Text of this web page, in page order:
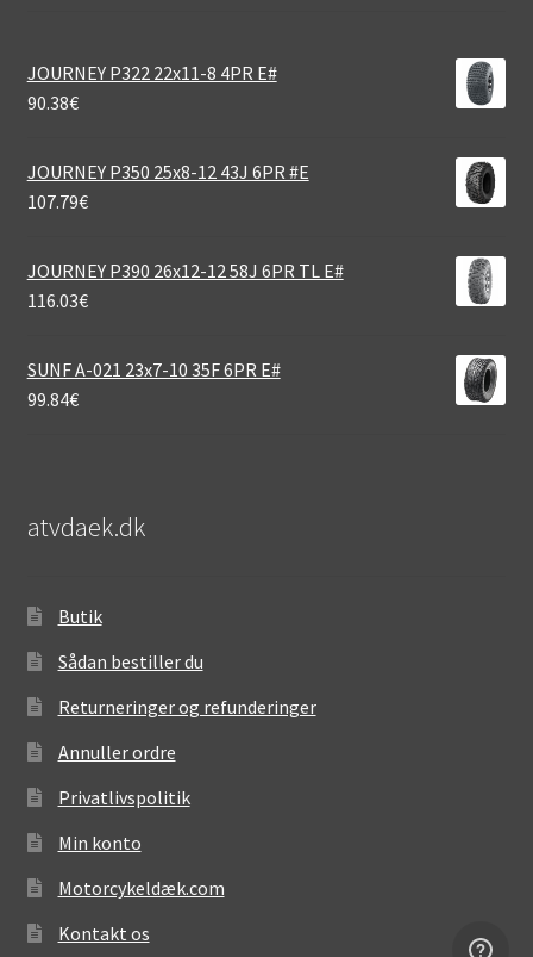
JOURNEY P322 22x11-8 4PR E#
90.38€
JOURNEY P350 25x8-12 43J 6PR #E
107.79€
JOURNEY P390 26x12-12 58J 6PR TL E#
116.03€
SUNF A-021 23x7-10 35F 6PR E#
99.84€
atvdaek.dk
Butik
Sådan bestiller du
Returneringer og refunderinger
Annuller ordre
Privatlivspolitik
Min konto
Motorcykeldæk.com
Kontakt os